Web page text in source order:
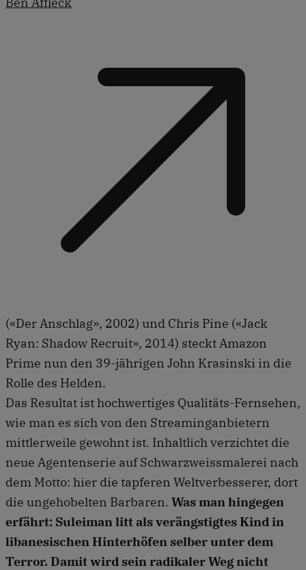
(«Der Anschlag», 2002) und Chris Pine («Jack
Ryan: Shadow Recruit», 2014) steckt Amazon
Prime nun den 39-jährigen John Krasinski in die
Rolle des Helden.
Das Resultat ist hochwertiges Qualitäts-Fernsehen,
wie man es sich von den Streaminganbietern
mittlerweile gewohnt ist. Inhaltlich verzichtet die
neue Agentenserie auf Schwarzweissmalerei nach
dem Motto: hier die tapferen Weltverbesserer, dort
die ungehobelten Barbaren. Was man hingegen
erfährt: Suleiman litt als verängstigtes Kind in
libanesischen Hinterhöfen selber unter dem
Terror. Damit wird sein radikaler Weg nicht